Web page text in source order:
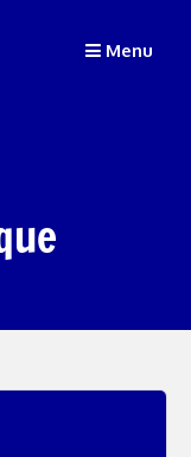
Menu